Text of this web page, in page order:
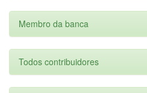
Membro da banca
Todos contribuidores